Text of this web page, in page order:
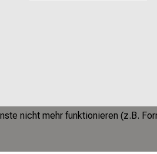
nicht mehr funktionieren (z.B.